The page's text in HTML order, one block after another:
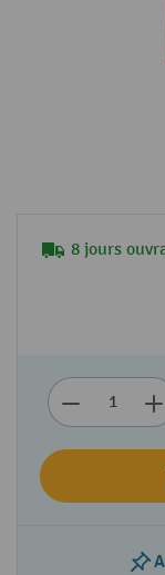
8 jours